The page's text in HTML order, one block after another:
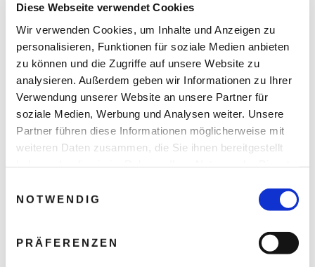
Diese Webseite verwendet Cookies
Wir verwenden Cookies, um Inhalte und Anzeigen zu
personalisieren, Funktionen für soziale Medien anbieten
zu können und die Zugriffe auf unsere Website zu
analysieren. Außerdem geben wir Informationen zu Ihrer
Verwendung unserer Website an unsere Partner für
soziale Medien, Werbung und Analysen weiter. Unsere
Partner führen diese Informationen möglicherweise mit
weiteren Daten zusammen, die Sie ihnen bereitgestellt
NOTWENDIG
PRÄFERENZEN